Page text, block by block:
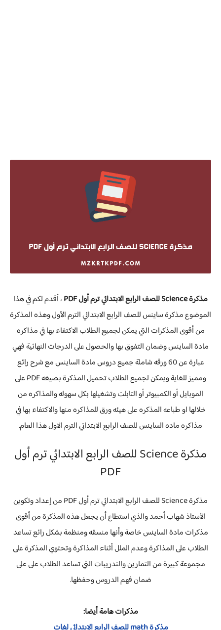
مذكرة Science للصف الرابع الابتدائي ترم أول PDF
، أقدم لكم في هذا
الموضوع مذكرة ساينس للصف الرابع الابتدائي الترم الأول وهذه المذكرة
من أقوى المذكرات التي يمكن لجميع الطلاب الاكتفاء بها في مذاكره
مادة الساينس وضمان التفوق بها والحصول على الدرجات النهائية فهي
عبارة عن 60 ورقه شاملة جميع دروس مادة الساينس مع شرح رائع
ومميز للغاية ويمكن لجميع الطلاب تحميل المذكرة بصيغه PDF على
الموبايل أو الكمبيوتر أو التابلت وتشغيلها بكل سهوله والمذاكره من
خلالها او طباعه المذكره على هيئه ورق للمذاكره منها والاكتفاء بها في
مذاكره ماده الساينس للصف الرابع الابتدائي الترم الاول هذا العام.
مذكرة Science للصف الرابع الابتدائي ترم أول
PDF
مذكرة Science للصف الرابع الابتدائي ترم أول PDF من إعداد وتكوين
الأستاذ شهاب أحمد والذي استطاع أن يجعل هذه المذكرة من أقوى
مذكرات مادة الساينس خاصة وأنها منسقه ومنظمة بشكل رائع تساعد
الطلاب على المذاكرة وعدم الملل أثناء المذاكرة وتحتوي المذكرة على
مجموعة كبيرة من التمارين والتدريبات التي تساعد الطلاب على على
ضمان فهم الدروس وحفظها.
مذكرات هامة أيضا: